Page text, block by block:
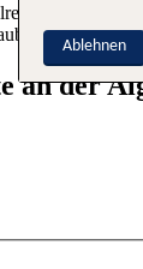
an der
Ablehnen